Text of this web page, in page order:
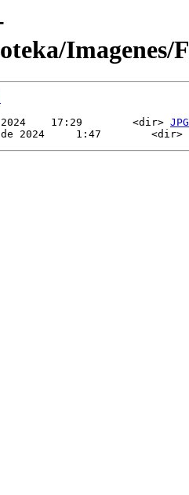
Imagenes/
2024    17:29        <dir> JPG
de 2024     1:47        <dir>